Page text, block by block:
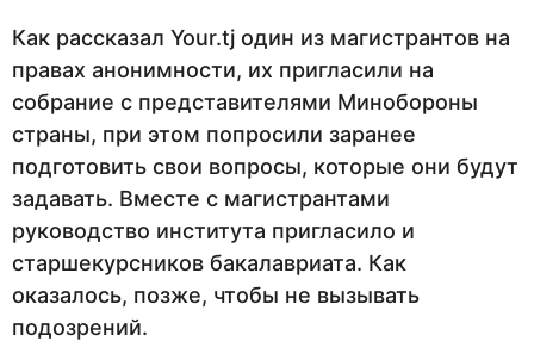
Как рассказал Your.tj один из магистрантов на
правах анонимности, их пригласили на
собрание с представителями Минобороны
страны, при этом попросили заранее
подготовить свои вопросы, которые они будут
задавать. Вместе с магистрантами
руководство института пригласило и
старшекурсников бакалавриата. Как
оказалось, позже, чтобы не вызывать
подозрений.